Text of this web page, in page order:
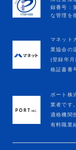
マネット
業協会の
(登録年
格証書番
ポート株
業者です。
適格機関
有料職業